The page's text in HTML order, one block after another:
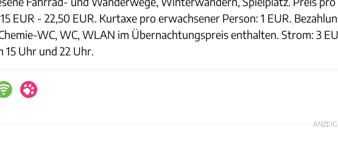
EUR - 22,50 EUR. Kurtaxe pro erwachsener Person: 1 EUR.
WC, WC, WLAN im Übernachtungspreis enthalten. Strom: 3
15 Uhr und 22 Uhr.